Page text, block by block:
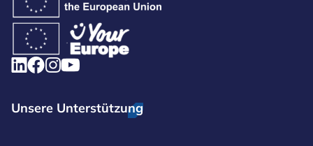
Unsere Unterstützung